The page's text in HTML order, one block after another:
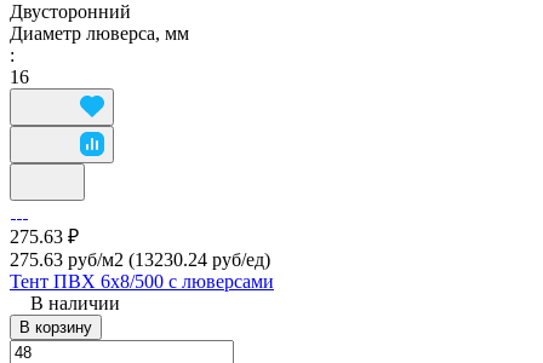
Двусторонний
Диаметр люверса, мм
:
16
275.63 ₽
275.63 руб/м2 (13230.24 руб/eд)
Тент ПВХ 6х8/500 с люверсами
В наличии
В корзину